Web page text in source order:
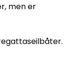
men er